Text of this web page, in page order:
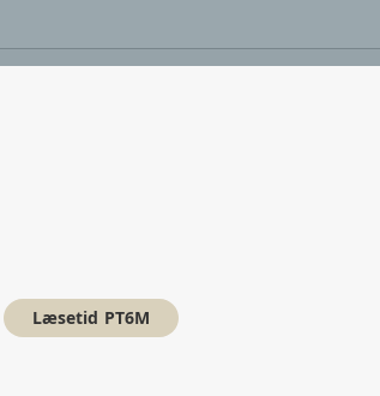
Læsetid PT6M